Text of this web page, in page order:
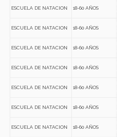
ESCUELA DE NATACION 18-60 AÑOS
ESCUELA DE NATACION 18-60 AÑOS
ESCUELA DE NATACION 18-60 AÑOS
ESCUELA DE NATACION 18-60 AÑOS
ESCUELA DE NATACION 18-60 AÑOS
ESCUELA DE NATACION 18-60 AÑOS
ESCUELA DE NATACION 18-60 AÑOS